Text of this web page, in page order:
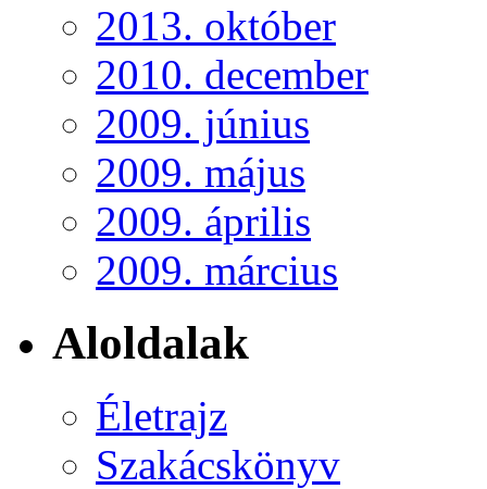
2013. október
2010. december
2009. június
2009. május
2009. április
2009. március
Aloldalak
Életrajz
Szakácskönyv